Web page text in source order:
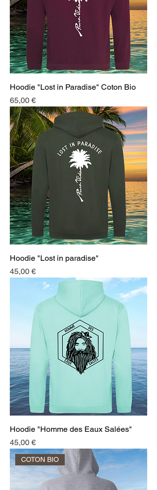
Hoodie "Lost in Paradise" Coton Bio
Prix
65,00 €
Hoodie "Lost in paradise"
Prix
45,00 €
Hoodie "Homme des Eaux Salées"
Prix
45,00 €
COTON BIO